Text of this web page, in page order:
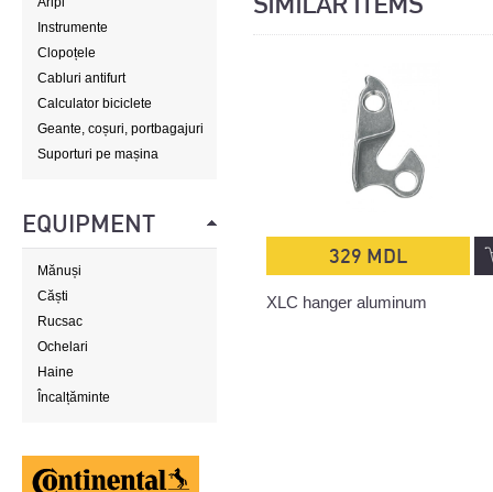
Instrumente
Clopoțele
Cabluri antifurt
Calculator biciclete
Geante, coșuri, portbagajuri
Suporturi pe mașina
EQUIPMENT
Mănuși
Căști
Rucsac
Ochelari
Haine
Încalțăminte
329 MDL
XLC hanger aluminum